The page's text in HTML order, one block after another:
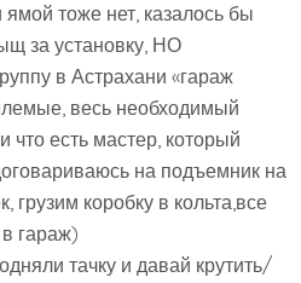
тоже нет, казалось бы
за установку, НО
в Астрахани «гараж
весь необходимый
что есть мастер, который
на подъемник на
коробку в кольта,все
гараж)
тачку и давай крутить/